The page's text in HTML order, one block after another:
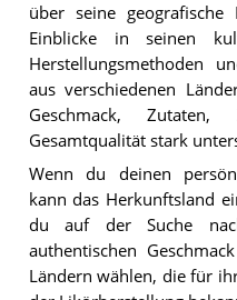
über seine
Einblicke in seinen
Herstellungsmethoden
aus verschiedenen
Geschmack, Zutaten,
Gesamtqualität stark
Wenn du deinen
kann das Herkunftsland
du auf der Suche
authentischen
Ländern wählen, die für